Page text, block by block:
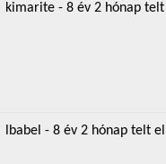
kimarite - 8 év 2 hónap
lbabel - 8 év 2 hónap telt el